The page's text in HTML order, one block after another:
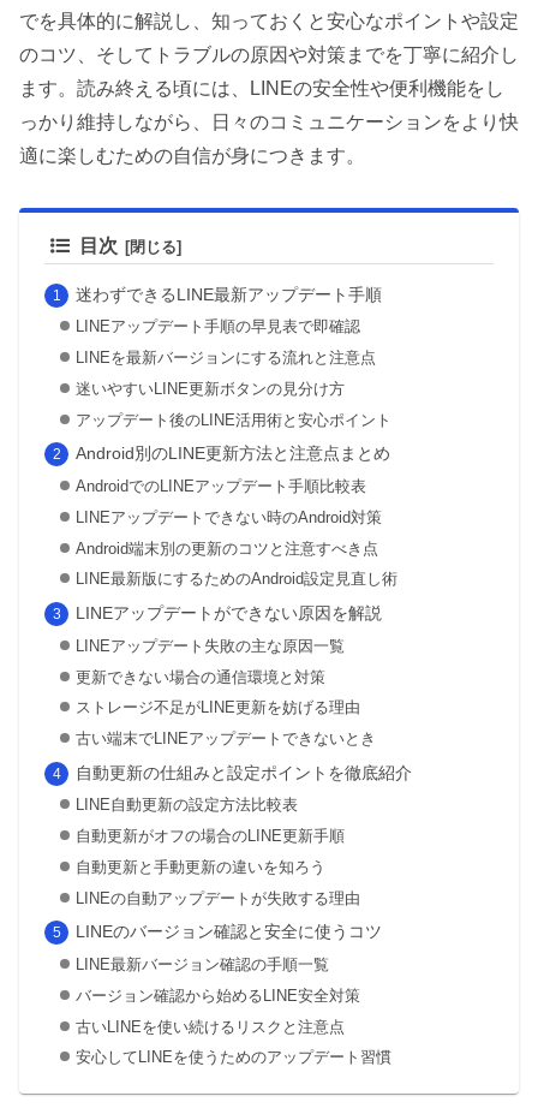
でを具体的に解説し、知っておくと安心なポイントや設定
のコツ、そしてトラブルの原因や対策までを丁寧に紹介し
ます。読み終える頃には、LINEの安全性や便利機能をし
っかり維持しながら、日々のコミュニケーションをより快
適に楽しむための自信が身につきます。
目次
迷わずできるLINE最新アップデート手順
LINEアップデート手順の早見表で即確認
LINEを最新バージョンにする流れと注意点
迷いやすいLINE更新ボタンの見分け方
アップデート後のLINE活用術と安心ポイント
Android別のLINE更新方法と注意点まとめ
AndroidでのLINEアップデート手順比較表
LINEアップデートできない時のAndroid対策
Android端末別の更新のコツと注意すべき点
LINE最新版にするためのAndroid設定見直し術
LINEアップデートができない原因を解説
LINEアップデート失敗の主な原因一覧
更新できない場合の通信環境と対策
ストレージ不足がLINE更新を妨げる理由
古い端末でLINEアップデートできないとき
自動更新の仕組みと設定ポイントを徹底紹介
LINE自動更新の設定方法比較表
自動更新がオフの場合のLINE更新手順
自動更新と手動更新の違いを知ろう
LINEの自動アップデートが失敗する理由
LINEのバージョン確認と安全に使うコツ
LINE最新バージョン確認の手順一覧
バージョン確認から始めるLINE安全対策
古いLINEを使い続けるリスクと注意点
安心してLINEを使うためのアップデート習慣